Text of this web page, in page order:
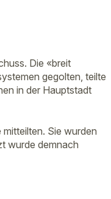
Die «breit
gegolten, teilte
in der Hauptstadt
Sie wurden
wurde demnach